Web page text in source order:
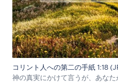
コリント人への第二の手紙 1:18
神の真実にかけて言うが、あな